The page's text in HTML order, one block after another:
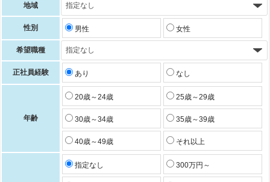
地域
性別 男性 女性
希望職種
正社員経験 あり なし
年齢
20歳～24歳 25歳～29歳
30歳～34歳 35歳～39歳
40歳～49歳 それ以上
指定なし 300万円～